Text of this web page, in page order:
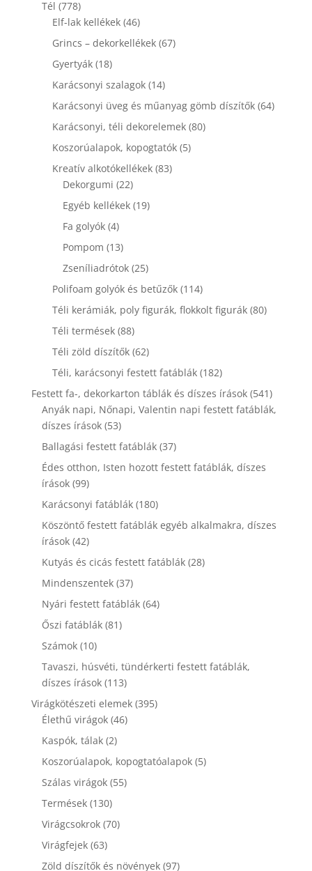
Tél 778778
termék
Elf-lak kellékek 4646
termék
Grincs – dekorkellékek 6767
Gyertyák 1818
termék
Karácsonyi szalagok 1414
Karácsonyi üveg és műanyag gömb díszítők 6464
Karácsonyi, téli dekorelemek 8080
Koszorúalapok, kopogtatók 55
Kreatív alkotókellékek 8383
Dekorgumi 2222
termék
Egyéb kellékek 1919
Fa golyók 44
termék
Pompom 1313
termék
Zseníliadrótok 2525
termék
Polifoam golyók és betűzők 114114
termék
Téli kerámiák, poly figurák, flokkolt figurák 8080
Téli termések 8888
termék
Téli zöld díszítők 6262
termék
Téli, karácsonyi festett fatáblák 182182
termék
Festett fa-, dekorkarton táblák és díszes írások 541541
termék
Anyák napi, Nőnapi, Valentin napi festett fatáblák,
díszes írások 5353
termék
Ballagási festett fatáblák 3737
termék
Édes otthon, Isten hozott festett fatáblák, díszes
írások 9999
termék
Karácsonyi fatáblák 180180
termék
Köszöntő festett fatáblák egyéb alkalmakra, díszes
írások 4242
termék
Kutyás és cicás festett fatáblák 2828
Mindenszentek 3737
termék
Nyári festett fatáblák 6464
Őszi fatáblák 8181
Számok 1010
termék
Tavaszi, húsvéti, tündérkerti festett fatáblák,
díszes írások 113113
termék
Virágkötészeti elemek 395395
Élethű virágok 4646
Kaspók, tálak 22
termék
Koszorúalapok, kopogtatóalapok 55
Szálas virágok 5555
Termések 130130
termék
Virágcsokrok 7070
Virágfejek 6363
termék
Zöld díszítők és növények 9797